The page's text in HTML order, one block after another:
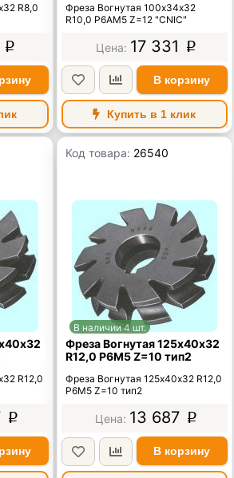
R8,0
p
Фреза Вогнутая 100х34х32
R10,0 Р6АМ5 Z=12 "CNIC"
17 331 p
В корзину
Купить в 1 клик
R12,0
p
Код товара: 26540
В наличии 4 шт.
Фреза Вогнутая 125х40х32
R12,0 Р6М5 Z=10 тип2
Фреза Вогнутая 125х40х32 R12,0
Р6М5 Z=10 тип2
13 687 p
В корзину